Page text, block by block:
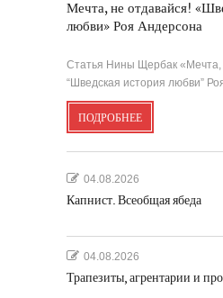
Мечта, не отдавайся!
любви» Роя Андерсона
Статья Нины Щербак «Мечта,
“Шведская история любви”
ПОДРОБНЕЕ
04.08.2026
Капнист. Всеобщая ябеда
04.08.2026
Трапезиты, агрентарии и